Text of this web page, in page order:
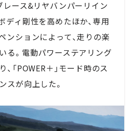
レース&リヤバンパーリイン
ディ剛性を高めたほか、専用
ンションによって、走りの楽
る。電動パワーステアリング
「POWER＋」モード時のス
スが向上した。